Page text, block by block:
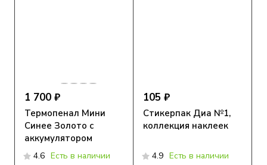
1 700 ₽
Термопенал Мини
Синее Золото с
аккумулятором
4.6 Есть в наличии
105 ₽
Стикерпак Диа №1,
коллекция наклеек
4.9 Есть в наличии